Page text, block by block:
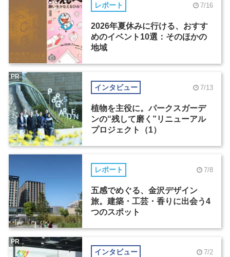
レポート 7/16
2026年夏休みに行ける、おすす
めのイベント10選：そのほかの
地域
インタビュー 7/13
植物を主役に。パークスガーデ
ンの“残して磨く”リニューアル
プロジェクト（1）
PR
レポート 7/8
五感でめぐる、金沢デザイン
旅。建築・工芸・香りに出会う4
つのスポット
インタビュー 7/2
PR